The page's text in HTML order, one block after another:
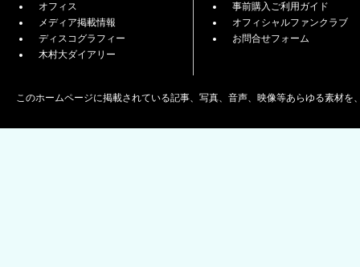
オフィス
メディア掲載情報
ディスコグラフィー
木村大ダイアリー
事前購入ご利用ガイド
オフィシャルファンクラブ
お問合せフォーム
このホームページに掲載されている記事、写真、音声、映像等あらゆる素材